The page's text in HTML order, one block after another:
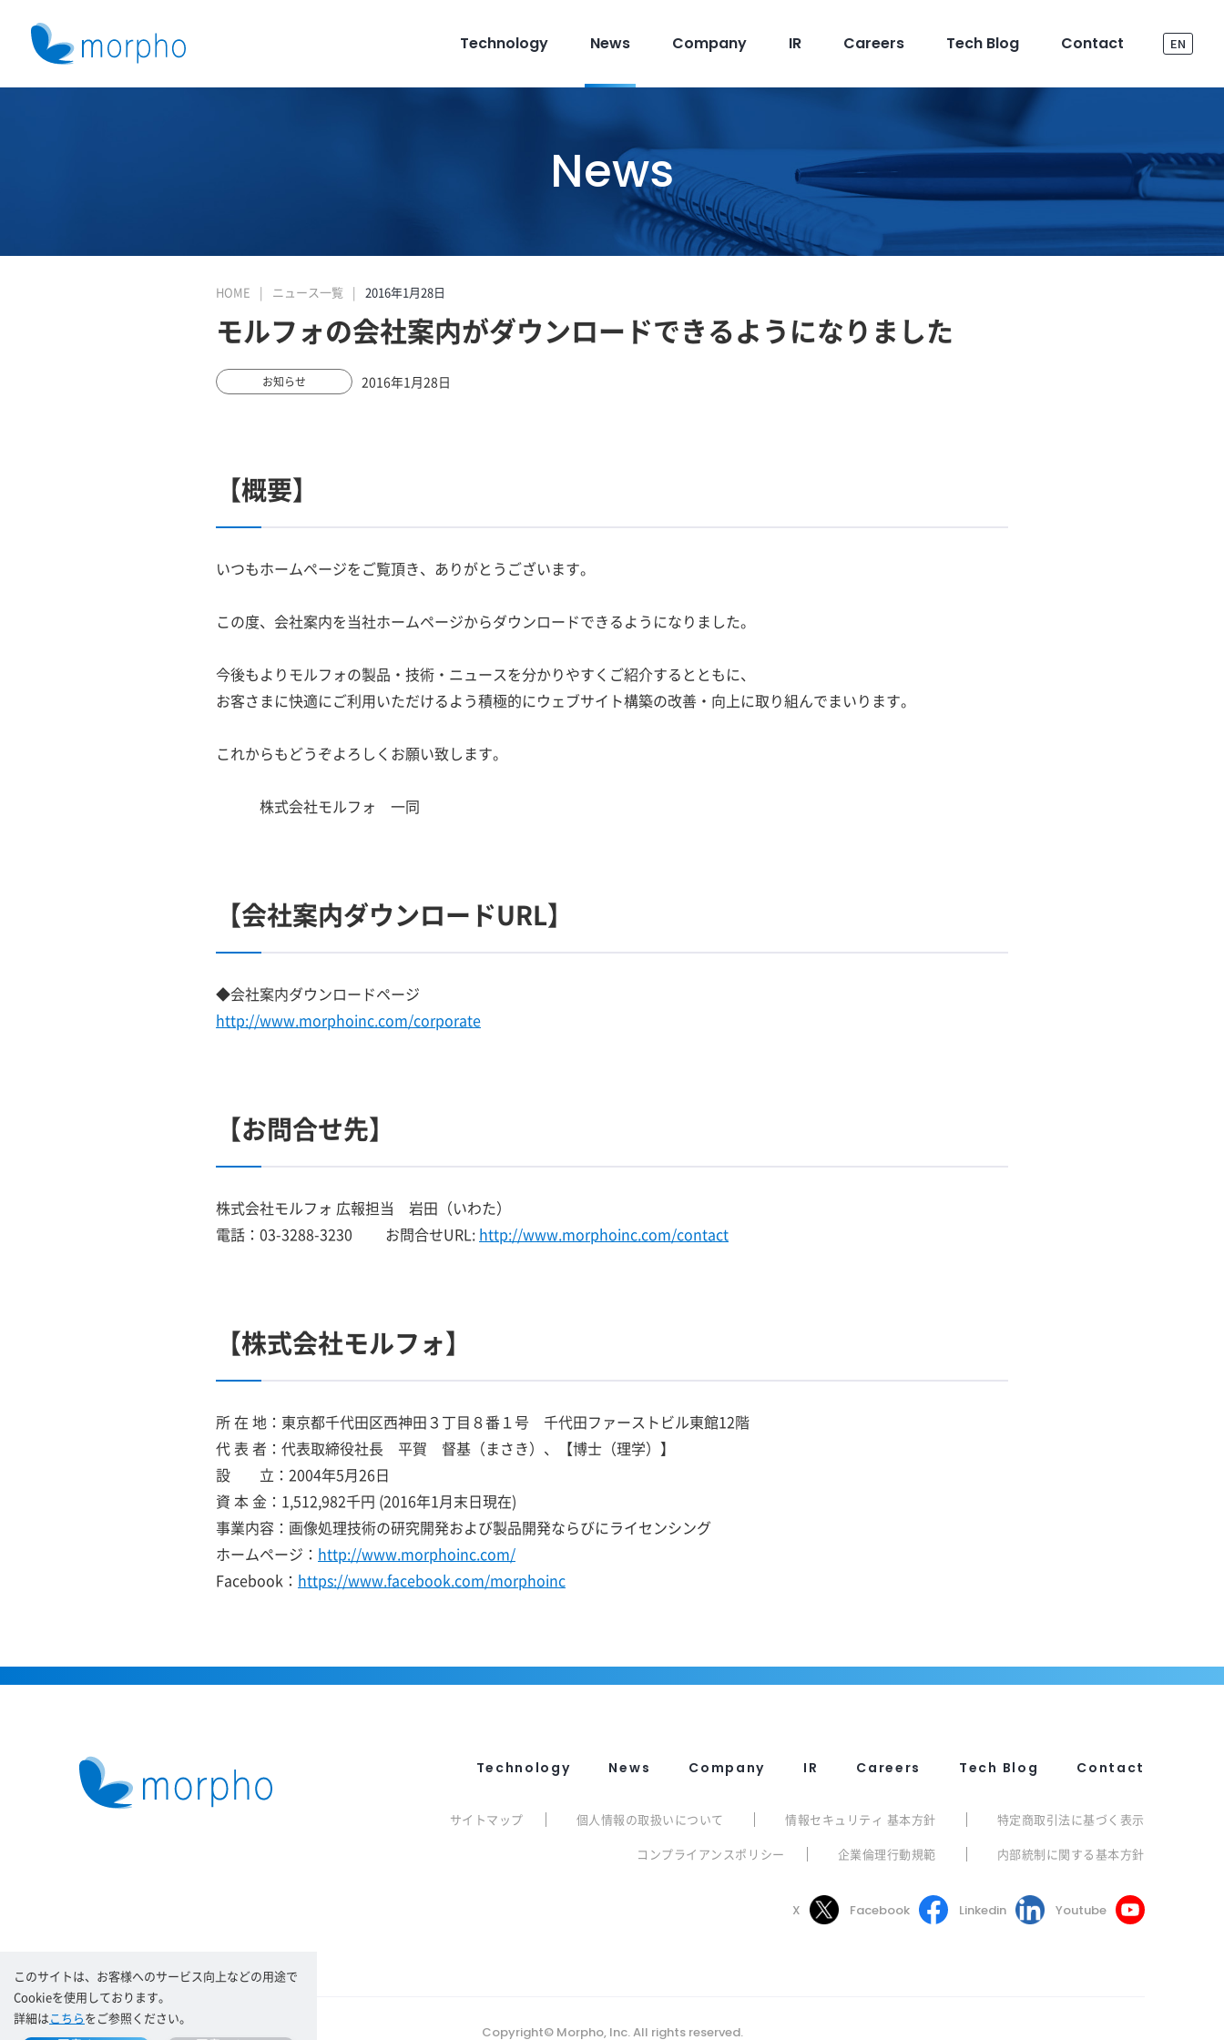
このサイトは、お客様へのサービス向上などの用途で
Cookieを使用しております。
詳細はこちらをご参照ください。
Technology News Company IR Careers Tech Blog Contact EN
News
HOME ニュース一覧 2016年1月28日
モルフォの会社案内がダウンロードできるようになりました
お知らせ 2016年1月28日
【概要】
いつもホームページをご覧頂き、ありがとうございます。
この度、会社案内を当社ホームページからダウンロードできるようになりました。
今後もよりモルフォの製品・技術・ニュースを分かりやすくご紹介するとともに、
お客さまに快適にご利用いただけるよう積極的にウェブサイト構築の改善・向上に取り組んでまいります。
これからもどうぞよろしくお願い致します。
株式会社モルフォ 一同
【会社案内ダウンロードURL】
◆会社案内ダウンロードページ
http://www.morphoinc.com/corporate
【お問合せ先】
株式会社モルフォ 広報担当 岩田（いわた）
電話：03-3288-3230 お問合せURL: http://www.morphoinc.com/contact
【株式会社モルフォ】
所 在 地：東京都千代田区西神田３丁目８番１号 千代田ファーストビル東館12階
代 表 者：代表取締役社長 平賀 督基（まさき）、【博士（理学）】
設 立：2004年5月26日
資 本 金：1,512,982千円 (2016年1月末日現在)
事業内容：画像処理技術の研究開発および製品開発ならびにライセンシング
ホームページ： http://www.morphoinc.com/
Facebook： https://www.facebook.com/morphoinc
Technology News Company IR Careers Tech Blog Contact
サイトマップ 個人情報の取扱いについて 情報セキュリティ 基本方針
特定商取引法に基づく表示
コンプライアンスポリシー
企業倫理行動規範 内部統制に関する基本方針
X Facebook Linkedin Youtube
Copyright© Morpho, Inc. All rights reserved.